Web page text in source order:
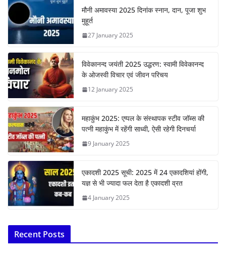
मौनी अमावस्या 2025 दिनांक स्नान, दान, पूजा शुभ
मुहूर्त
27 January 2025
विवेकानन्द जयंती 2025 उद्धरण: स्वामी विवेकानन्द
के ओजस्वी विचार एवं जीवन परिचय
12 January 2025
महाकुंभ 2025: एप्पल के संस्थापक स्टीव जॉब्स की
पत्नी महाकुंभ में रहेंगी साध्वी, ऐसी रहेगी दिनचर्या
9 January 2025
एकादशी 2025 सूची: 2025 में 24 एकादशियां होंगी,
यज्ञ से भी ज्यादा फल देता है एकादशी व्रत
4 January 2025
Recent Posts